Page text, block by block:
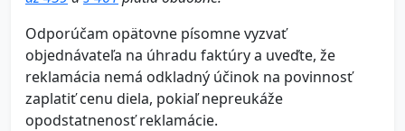
Odporúčam opätovne písomne vyzvať
objednávateľa na úhradu faktúry a uveďte, že
reklamácia nemá odkladný účinok na povinnosť
zaplatiť cenu diela, pokiaľ nepreukáže
opodstatnenosť reklamácie.